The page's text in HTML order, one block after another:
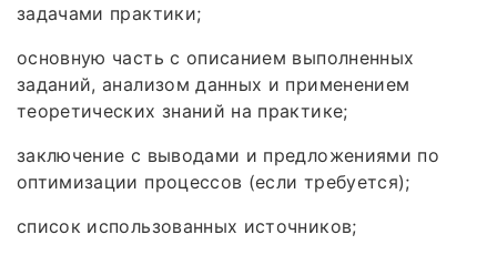
задачами практики;
основную часть с описанием выполненных
заданий, анализом данных и применением
теоретических знаний на практике;
заключение с выводами и предложениями по
оптимизации процессов (если требуется);
список использованных источников;